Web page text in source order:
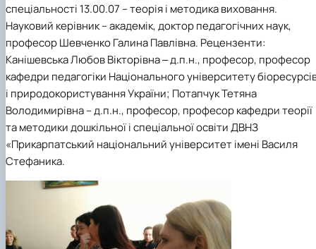
спеціальності 13.00.07 – теорія і методика виховання.
Науковий керівник – академік, доктор педагогічних наук,
професор Шевченко Галина Павлівна. Рецензенти:
Канішевська Любов Вікторівна ‒ д.п.н., професор, професор
кафедри педагогіки Національного університету
і природокористування України; Потапчук Тетяна
Володимирівна – д.п.н., професор, професор кафедри теорії
та методики дошкільної і спеціальної освіти ДВНЗ
«Прикарпатський національний університет імені Василя
Стефаника.